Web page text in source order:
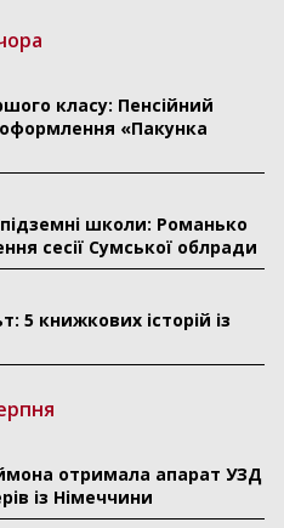
класу: Пенсійний
«Пакунка
школи: Романько
сесії Сумської облради
5 книжкових історій із
отримала апарат УЗД
із Німеччини